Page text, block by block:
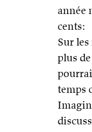
année
cents:
Sur
plus
temps